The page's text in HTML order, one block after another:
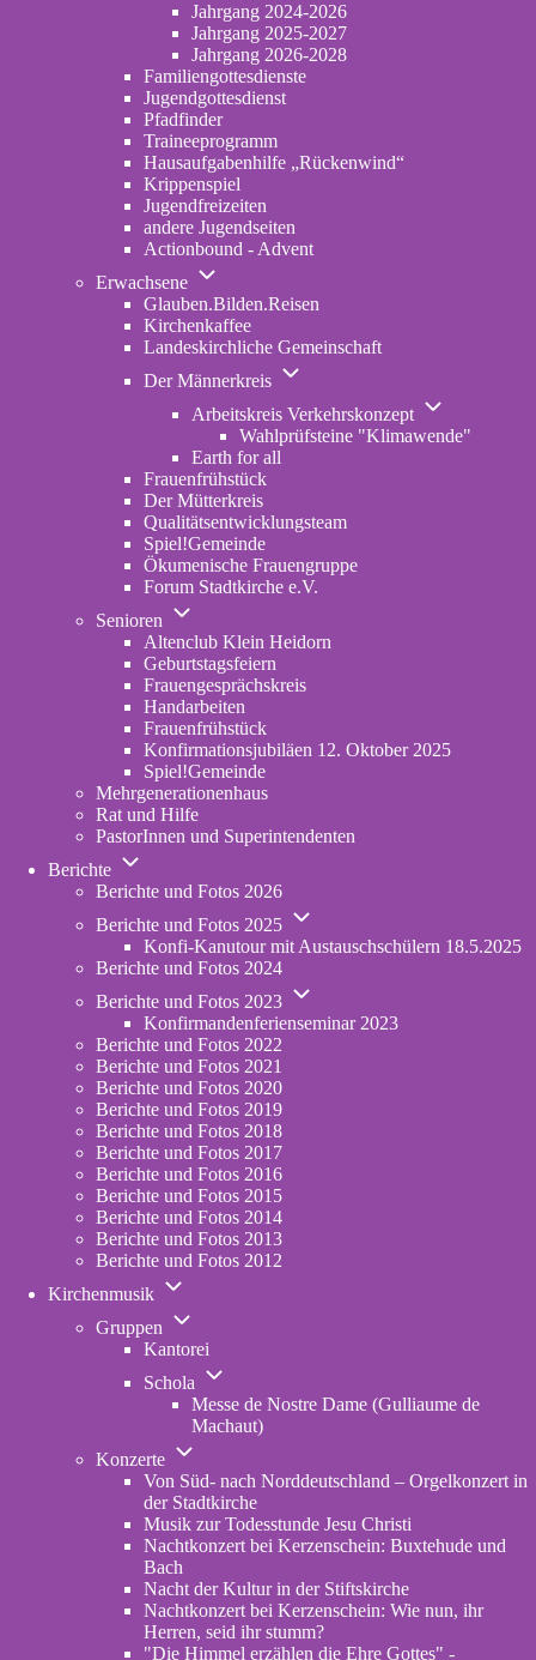
Jahrgang 2024-2026
Jahrgang 2025-2027
Jahrgang 2026-2028
Familiengottesdienste
Jugendgottesdienst
Pfadfinder(opens
in
new
tab)
Traineeprogramm
Hausaufgabenhilfe „Rückenwind“
Krippenspiel
Jugendfreizeiten
andere Jugendseiten
Actionbound - Advent
Erwachsene
Unternavigation
Erwachsene
Glauben.Bilden.Reisen
new
Kirchenkaffee
Landeskirchliche Gemeinschaft
Der Männerkreis
Unternavigation
Der
Männerkreis
Arbeitskreis Verkehrskonzept
Arbeitskreis
Wahlprüfsteine "Klimawende"
Earth for all
Frauenfrühstück
Der Mütterkreis
Qualitätsentwicklungsteam
Spiel!Gemeinde
Ökumenische Frauengruppe
Forum Stadtkirche e.V.
tab)
Senioren
Unternavigation
Senioren
Altenclub Klein Heidorn
Geburtstagsfeiern
Frauengesprächskreis
Handarbeiten
Frauenfrühstück
Konfirmationsjubiläen 12. Oktober 2025
Spiel!Gemeinde
Mehrgenerationenhaus
new
Rat und Hilfe
PastorInnen und Superintendenten
Berichte
Unternavigation
Berichte
Berichte und Fotos 2026
Berichte und Fotos 2025
Unternavigation
Berichte
Fotos
2025
Konfi-Kanutour mit Austauschschülern 18.5.2025
Berichte und Fotos 2024
Berichte und Fotos 2023
Unternavigation
Berichte
Konfirmandenferienseminar 2023
Berichte und Fotos 2022
Berichte und Fotos 2021
Berichte und Fotos 2020
Berichte und Fotos 2019
Berichte und Fotos 2018
Berichte und Fotos 2017
Berichte und Fotos 2016
Berichte und Fotos 2015
Berichte und Fotos 2014
Berichte und Fotos 2013
Berichte und Fotos 2012
Kirchenmusik
Unternavigation
Kirchenmusik
Gruppen
Unternavigation
Gruppen
Kantorei
Schola
Unternavigation
Schola
Messe de Nostre Dame (Gulliaume de
Machaut)
Konzerte
Unternavigation
Konzerte
Von Süd- nach Norddeutschland – Orgelkonzert in
der Stadtkirche
Musik zur Todesstunde Jesu Christi
Nachtkonzert bei Kerzenschein: Buxtehude und
Bach
Nacht der Kultur in der Stiftskirche
Nachtkonzert bei Kerzenschein: Wie nun, ihr
Herren, seid ihr stumm?
"Die Himmel erzählen die Ehre Gottes" -